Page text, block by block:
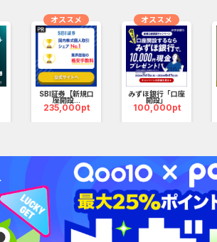
SBI証券【新規口
座開設...
235,000pt
オススメ
みずほ銀行「口座
開設」
100,000pt
オススメ